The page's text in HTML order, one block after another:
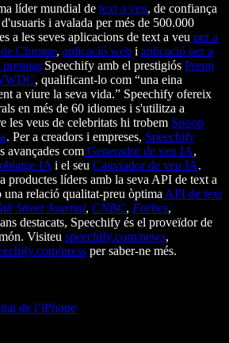
líder mundial de text a veu, de confiança
i avalada per més de 500.000
a les seves aplicacions de text a veu per a
Chrome, aplicació web i aplicació per a
Speechify amb el prestigiós Premi
, qualificant-lo com “una eina
a viure la seva vida.” Speechify ofereix
en més de 60 idiomes i s'utilitza a
les veus de celebritats hi trobem Snoop
. Per a creadors i empreses, Speechify
avançades com Generador de veu IA,
IA i el seu Canviador de veu IA.
productes líders amb la seva API de text a
relació qualitat-preu òptima API de text
Street Journal, CNBC, Forbes,
destacats, Speechify és el proveïdor de
Visiteu speechify.com/news,
press per saber-ne més.
de l’iPhone